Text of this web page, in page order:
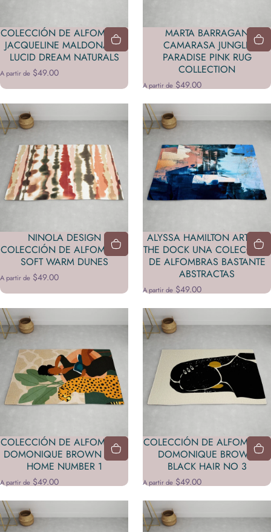
COLECCIÓN DE ALFOMBRAS
JACQUELINE MALDONADO
LUCID DREAM NATURALS
A partir de $49.00
MARTA BARRAGAN
CAMARASA JUNGLE
PARADISE PINK RUG
COLLECTION
A partir de $49.00
NINOLA DESIGN
COLECCIÓN DE ALFOMBRAS
SOFT WARM DUNES
A partir de $49.00
ALYSSA HAMILTON ART ON
THE DOCK UNA COLECCIÓN
DE ALFOMBRAS BASTANTE
ABSTRACTAS
A partir de $49.00
COLECCIÓN DE ALFOMBRAS
DOMONIQUE BROWN STAY
HOME NUMBER 1
A partir de $49.00
COLECCIÓN DE ALFOMBRAS
DOMONIQUE BROWN
BLACK HAIR NO 3
A partir de $49.00